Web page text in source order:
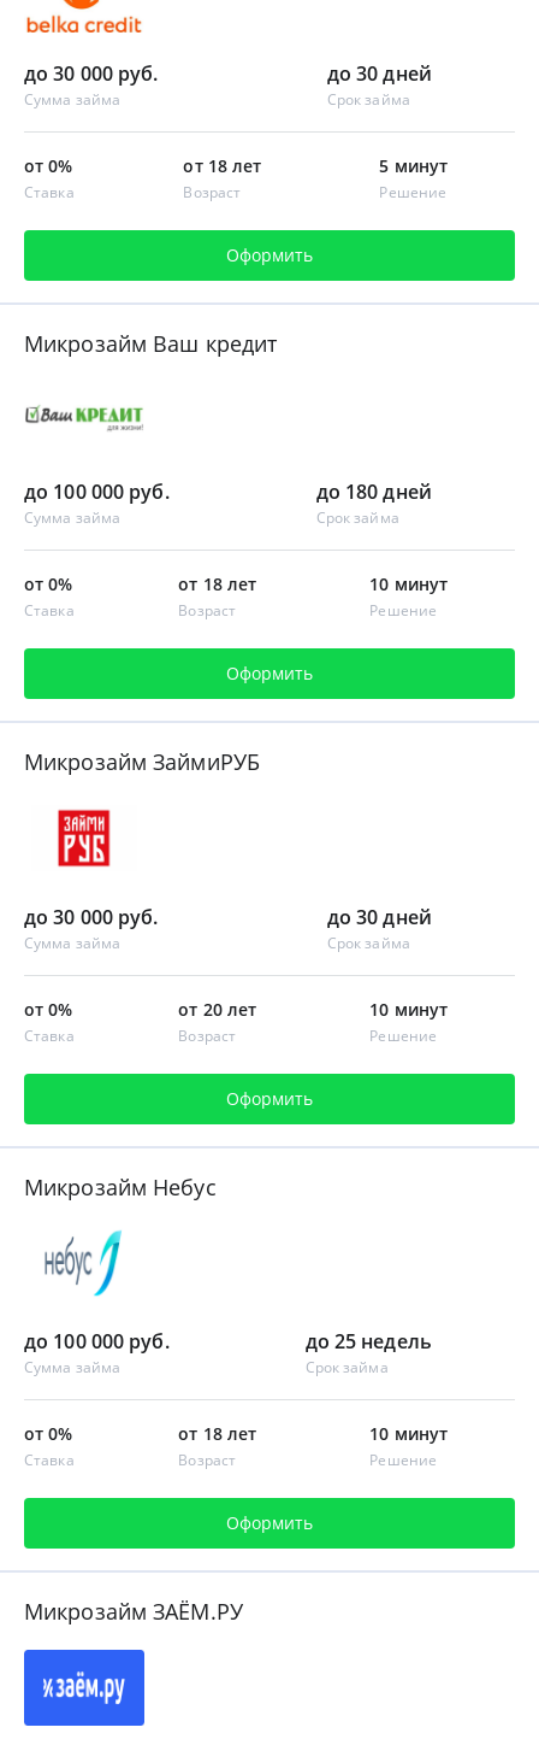
до 30 000 руб.
Сумма займа
до 30 дней
Срок займа
от 0%
Ставка
от 18 лет
Возраст
5 минут
Решение
Оформить
Микрозайм Ваш кредит
до 100 000 руб.
Сумма займа
до 180 дней
Срок займа
от 0%
Ставка
от 18 лет
Возраст
10 минут
Решение
Оформить
Микрозайм ЗаймиРУБ
до 30 000 руб.
Сумма займа
до 30 дней
Срок займа
от 0%
Ставка
от 20 лет
Возраст
10 минут
Решение
Оформить
Микрозайм Небус
до 100 000 руб.
Сумма займа
до 25 недель
Срок займа
от 0%
Ставка
от 18 лет
Возраст
10 минут
Решение
Оформить
Микрозайм ЗАЁМ.РУ